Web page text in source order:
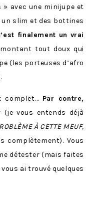
» avec une minijupe et
un slim et des bottines
finalement un vrai
tout doux qui
(les porteuses d’afro
complet… Par contre,
(je vous entends déjà
À CETTE MEUF,
complètement). Vous
détester (mais faites
ai trouvé quelques